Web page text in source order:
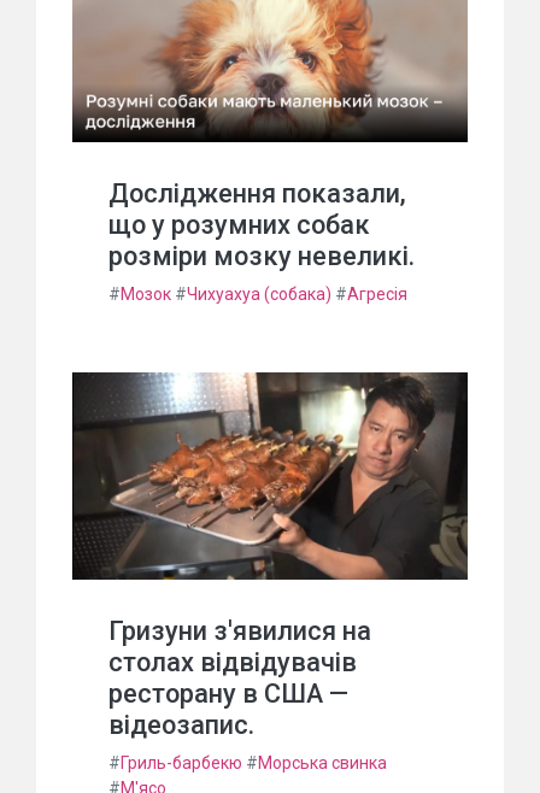
Дослідження показали,
що у розумних собак
розміри мозку невеликі.
#Мозок #Чихуахуа (собака) #Агресія
Гризуни з'явилися на
столах відвідувачів
ресторану в США —
відеозапис.
#Гриль-барбекю #Морська свинка
#М'ясо